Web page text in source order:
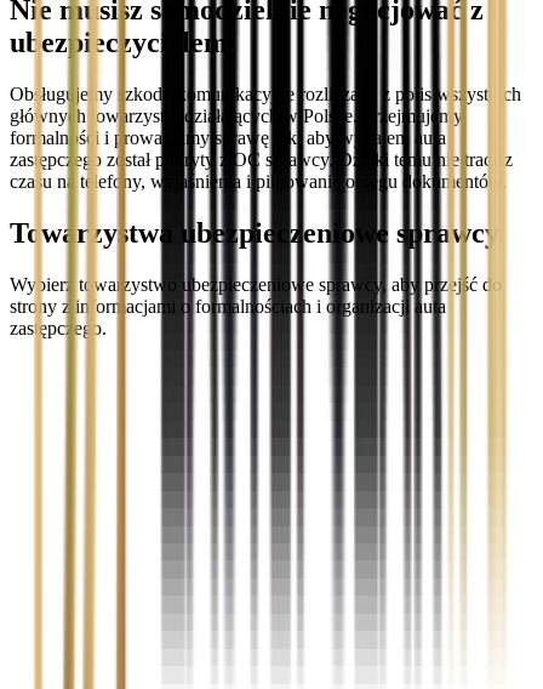
Nie musisz samodzielnie negocjować z
ubezpieczycielem
Obsługujemy szkody komunikacyjne rozliczane z polis wszystkich
głównych towarzystw działających w Polsce. Przejmujemy
formalności i prowadzimy sprawę tak, aby wynajem auta
zastępczego został pokryty z OC sprawcy. Dzięki temu nie tracisz
czasu na telefony, wyjaśnienia i pilnowanie obiegu dokumentów.
Towarzystwa ubezpieczeniowe sprawcy
Wybierz towarzystwo ubezpieczeniowe sprawcy, aby przejść do
strony z informacjami o formalnościach i organizacji auta
zastępczego.